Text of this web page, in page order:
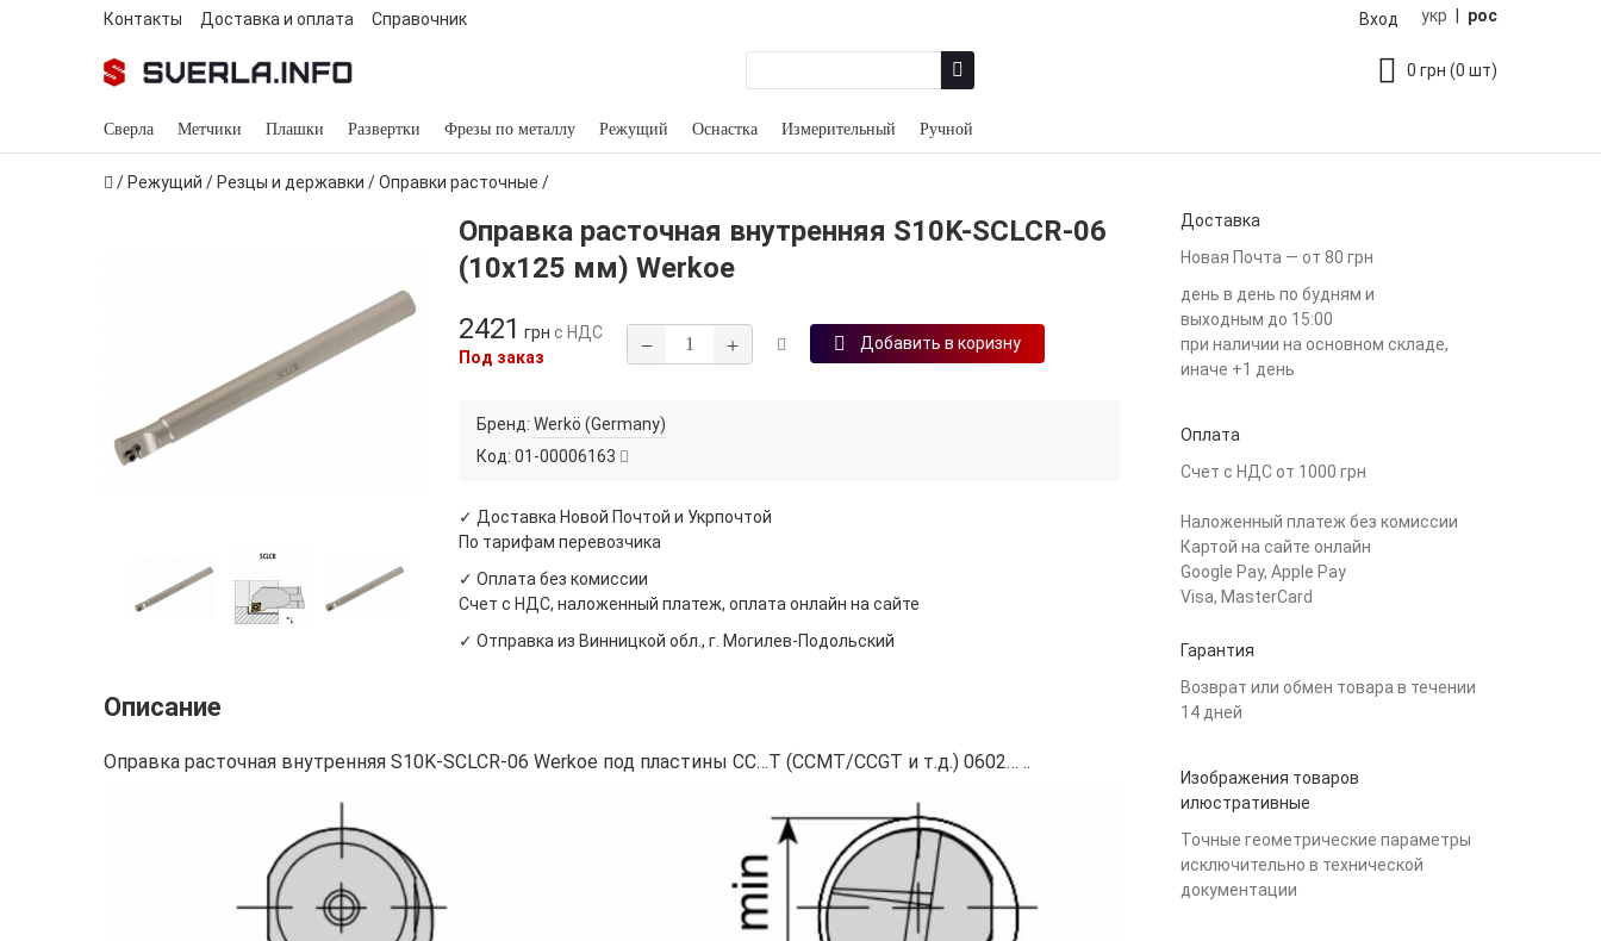
укр рос
Контакты Доставка и оплата Справочник Вход
0 грн (0 шт)
Сверла Метчики Плашки Развертки Фрезы по металлу Режущий Оснастка Измерительный Ручной
/ Режущий / Резцы и державки /Оправки расточные /
Оправка расточная внутренняя S10K-SCLCR-06
(10х125 мм) Werkoe
2421 грн с НДС
Под заказ
− + Добавить в коризну
Бренд: Werkö (Germany)
Код: 01-00006163
✓ Доставка Новой Почтой и Укрпочтой
По тарифам перевозчика
✓ Оплата без комиссии
Счет с НДС, наложенный платеж, оплата онлайн на сайте
✓ Отправка из Винницкой обл., г. Могилев-Подольский
Описание
Оправка расточная внутренняя S10K-SCLCR-06 Werkoe под пластины CC…T (CCMT/CCGT и т.д.) 0602… ..
Доставка
Новая Почта — от 80 грн
день в день по будням и
выходным до 15:00
при наличии на основном складе,
иначе +1 день
Оплата
Счет с НДС от 1000 грн
Наложенный платеж без комиссии
Картой на сайте онлайн
Google Pay, Apple Pay
Visa, MasterCard
Гарантия
Возврат или обмен товара в течении
14 дней
Изображения товаров
илюстративные
Точные геометрические параметры
исключительно в технической
документации